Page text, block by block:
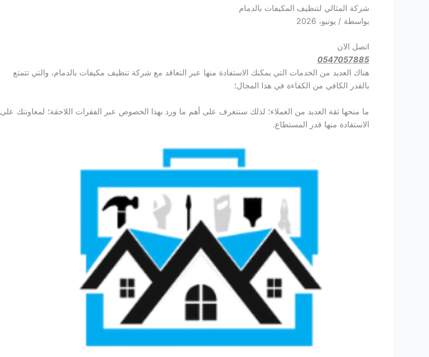
شركة المثالي لتنظيف المكيفات بالدمام
بواسطة / يونيو، 2026
اتصل الان
0547057885
هناك العديد من الخدمات التي يمكنك الاستفادة منها عبر التعاقد مع شركة تنظيف مكيفات بالدمام، والتي تتمتع
بالقدر الكافي من الكفاءة في هذا المجال؛
ما منحها ثقة العديد من العملاء؛ لذلك سنتعرف على أهم ما ورد بهذا الخصوص عبر الفقرات اللاحقة؛ لمعاونتك على
الاستفادة منها قدر المستطاع.